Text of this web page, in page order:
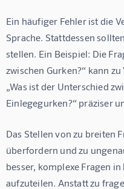
Ein häufiger Fehler ist die
Sprache. Stattdessen
stellen. Ein Beispiel: Die
zwischen Gurken?“ kann
„Was ist der Unterschied
Einlegegurken?“ präziser
Das Stellen von zu breiten
überfordern und zu
besser, komplexe Fragen
aufzuteilen. Anstatt zu